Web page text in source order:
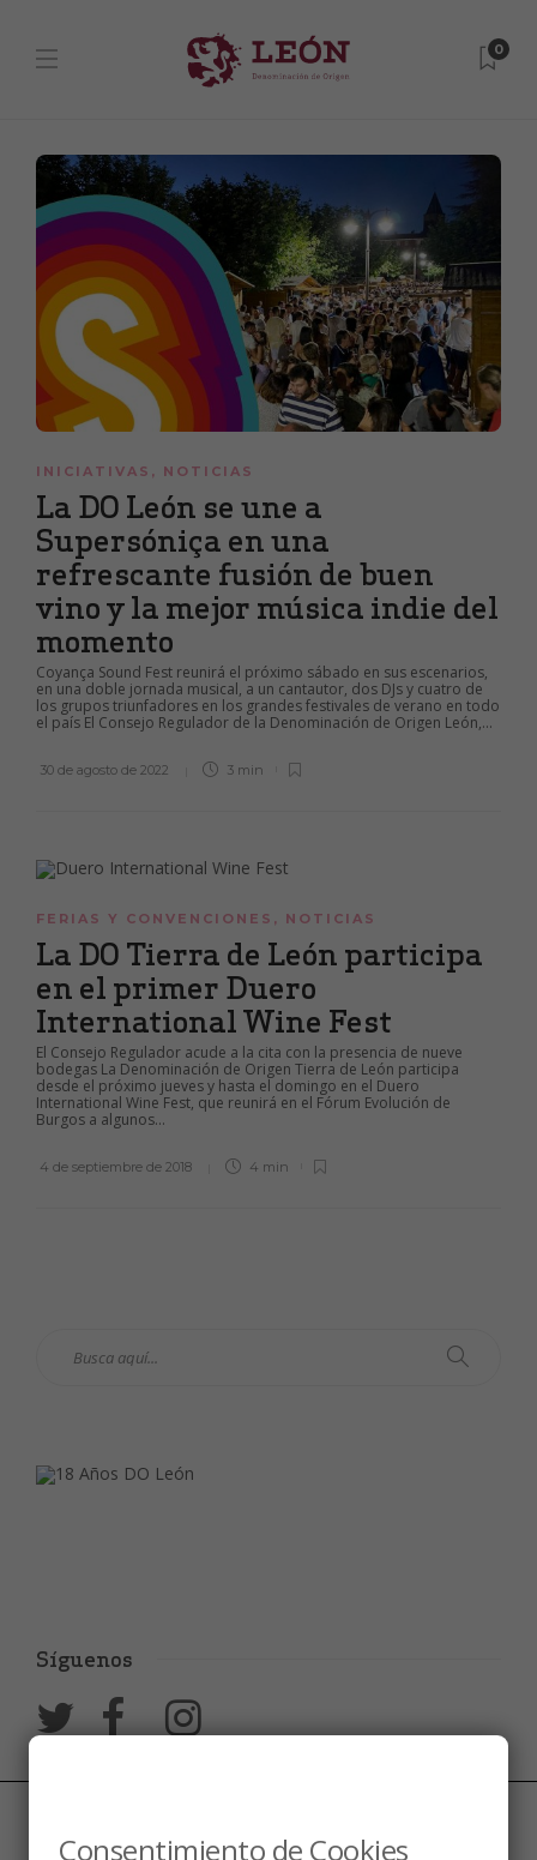
0
INICIATIVAS , NOTICIAS
La DO León se une a
Supersóniça en una
refrescante fusión de buen
vino y la mejor música indie del
momento
Coyança Sound Fest reunirá el próximo sábado en sus escenarios,
en una doble jornada musical, a un cantautor, dos DJs y cuatro de
los grupos triunfadores en los grandes festivales de verano en todo
el país El Consejo Regulador de la Denominación de Origen León,...
30 de agosto de 2022 3 min
FERIAS Y CONVENCIONES , NOTICIAS
La DO Tierra de León participa
en el primer Duero
International Wine Fest
El Consejo Regulador acude a la cita con la presencia de nueve
bodegas La Denominación de Origen Tierra de León participa
desde el próximo jueves y hasta el domingo en el Duero
International Wine Fest, que reunirá en el Fórum Evolución de
Burgos a algunos...
4 de septiembre de 2018 4 min
Síguenos
Consentimiento de Cookies